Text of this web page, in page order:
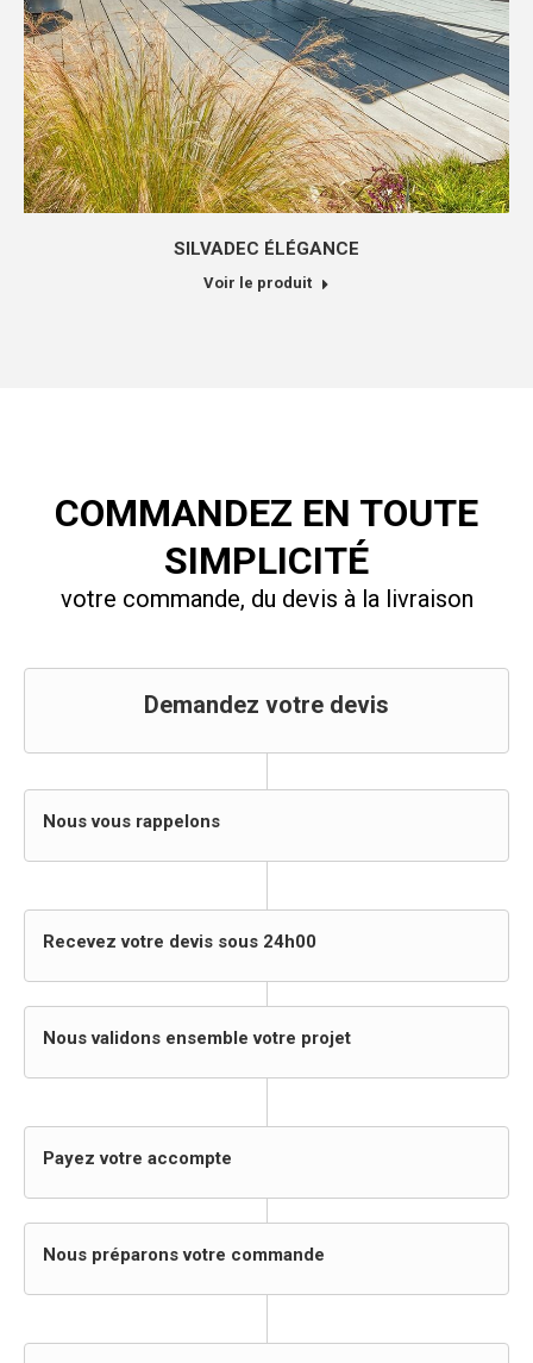
SILVADEC ÉLÉGANCE
Voir le produit
COMMANDEZ EN TOUTE
SIMPLICITÉ
votre commande, du devis à la livraison
Demandez votre devis
Nous vous rappelons
Recevez votre devis sous 24h00
Nous validons ensemble votre projet
Payez votre accompte
Nous préparons votre commande